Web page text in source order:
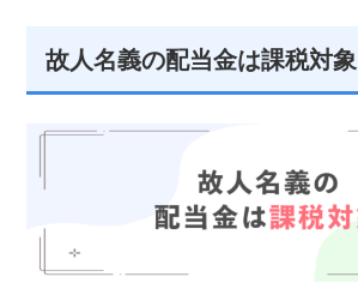
故人名義の配当金は課税対象